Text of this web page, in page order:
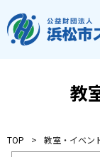
ご利用ガイド
教
TOP 教室・イベン